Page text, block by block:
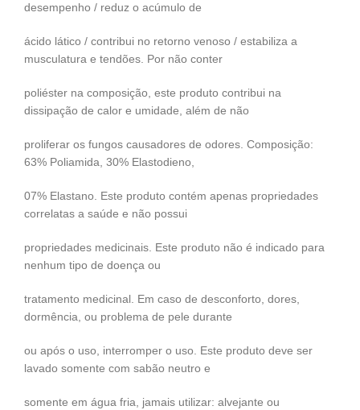
desempenho / reduz o acúmulo de
ácido lático / contribui no retorno venoso / estabiliza a
musculatura e tendões. Por não conter
poliéster na composição, este produto contribui na
dissipação de calor e umidade, além de não
proliferar os fungos causadores de odores. Composição:
63% Poliamida, 30% Elastodieno,
07% Elastano. Este produto contém apenas propriedades
correlatas a saúde e não possui
propriedades medicinais. Este produto não é indicado para
nenhum tipo de doença ou
tratamento medicinal. Em caso de desconforto, dores,
dormência, ou problema de pele durante
ou após o uso, interromper o uso. Este produto deve ser
lavado somente com sabão neutro e
somente em água fria, jamais utilizar: alvejante ou